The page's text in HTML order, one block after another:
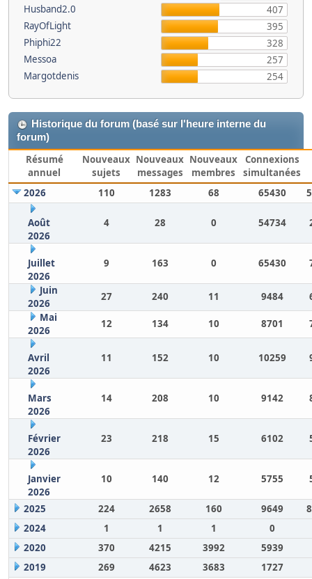
Husband2.0
407
RayOfLight
395
Phiphi22
328
Messoa
257
Margotdenis
254
Historique du forum (basé sur l'heure interne du
forum)
Résumé
annuel
Nouveaux
sujets
Nouveaux
messages
Nouveaux
membres
Connexions
simultanées
2026
110 1283 68 65430
Août
2026
4 28 0 54734
Juillet
2026
9 163 0 65430
Juin
2026
27 240 11 9484
Mai
2026
12 134 10 8701
Avril
2026
11 152 10 10259
Mars
2026
14 208 10 9142
Février
2026
23 218 15 6102
Janvier
2026
10 140 12 5755
2025 224 2658 160 9649
2024
1 1 1
0
2020
370 4215 3992
5939
2019
269 4623 3683
1727